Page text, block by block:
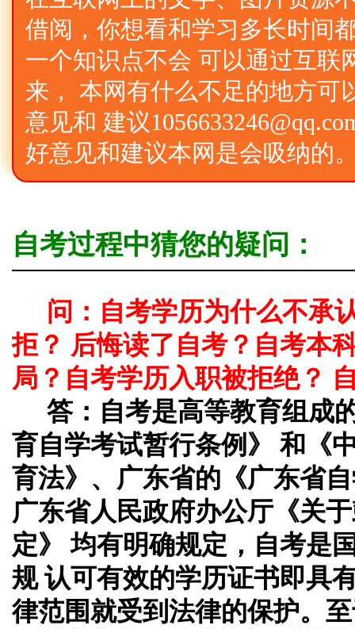
借阅，你想看和学习多长时间
一个知识点不会 可以通过互联
来， 本网有什么不足的地方可
意见和 建议
好意见和建议本网是会吸纳的
自考过程中猜您的疑问：
问：自考学历为什么不承
拒？ 后悔读了自考？自考本
局？自考学历入职被拒绝？
答： 自考是高等教育组成
育自学考试暂行条例》 和《
育法》、广东省的《广东省
广东省人民政府办公厅《关
定》 均有明确规定，自考是
规 认可有效的学历证书即具
律范围就受到法律的保护。